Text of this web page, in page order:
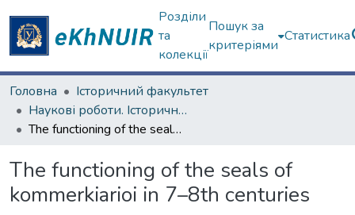
Розділи
та
колекції
Пошук за
критеріями
Статистика
Головна
Історичний факультет
Наукові роботи. Історичний факультет
The functioning of the seals of kommerkiarioi in 7–8th centuries
The functioning of the seals of
kommerkiarioi in 7–8th centuries